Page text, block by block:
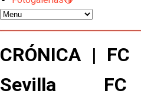
Sow muy cerca de cerrar
Oso es el siguiente en la
El Sevilla FC oficializa la
CRÓNICA |
Sevilla FC